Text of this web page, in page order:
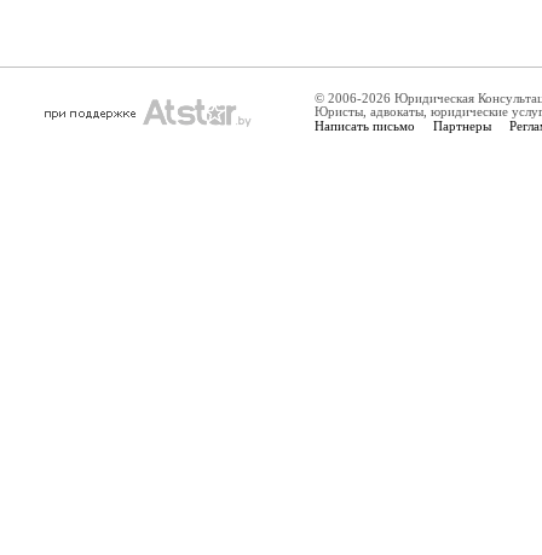
© 2006-2026 Юридическая
Юристы, адвокаты, юридические
Написать письмо Партнеры